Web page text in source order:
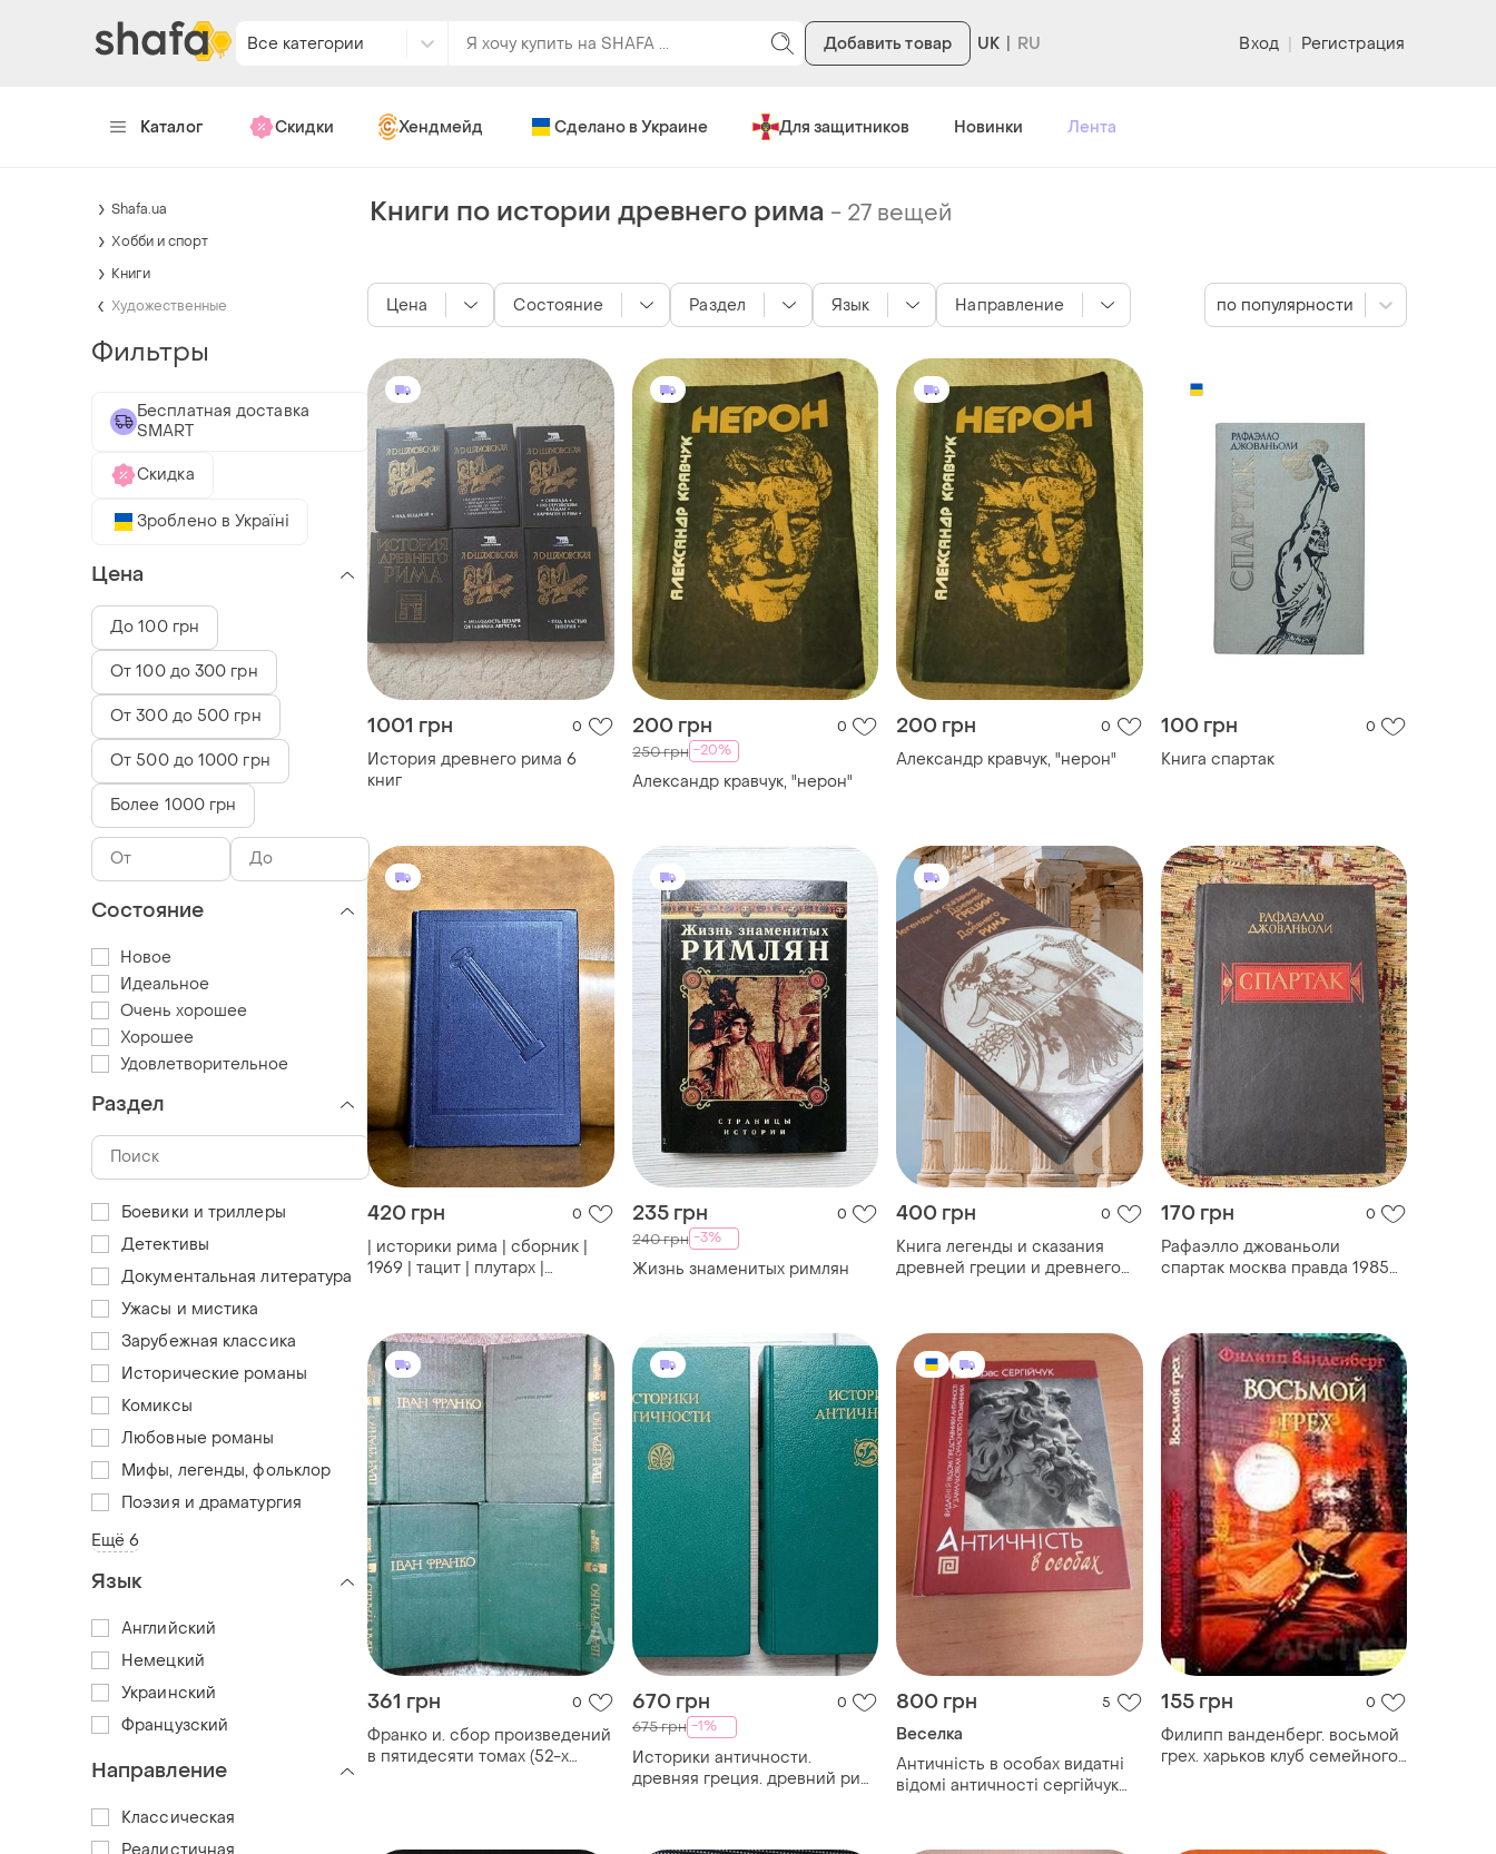
Все категории Добавить товар UK Вход | Регистрация
Каталог Скидки Хендмейд Сделано в Украине Для защитников Новинки Лента
Книги по истории древнего рима - 27 вещей
1001 грн 0
История древнего рима 6
книг
200 грн 0
250 грн -20%
Александр кравчук, "нерон"
200 грн 0
Александр кравчук, "нерон"
100 грн 0
Книга спартак
420 грн 0
| историки рима | сборник |
1969 | тацит | плутарх |
235 грн 0
240 грн -3%
Жизнь знаменитых римлян
400 грн 0
Книга легенды и сказания
древней греции и древнего
170 грн 0
Рафаэлло джованьоли
спартак москва правда 1985
361 грн 0
Франко и. сбор произведений
в пятидесяти томах (52-х
670 грн 0
675 грн -1%
Историки античности.
древняя греция. древний рим
800 грн 5
Веселка
Античність в особах видатні
відомі античності сергійчук
155 грн 0
Филипп ванденберг. восьмой
грех. харьков клуб семейного
Цена Состояние Раздел Язык Направление по популярности
Shafa.ua
Хобби и спорт
Книги
Художественные
Фильтры
Бесплатная доставка
SMART
Скидка
Зроблено в Україні
Цена
До 100 грн
От 100 до 300 грн
От 300 до 500 грн
От 500 до 1000 грн
Более 1000 грн
Состояние
Новое
Идеальное
Очень хорошее
Хорошее
Удовлетворительное
Раздел
Боевики и триллеры
Детективы
Документальная литература
Ужасы и мистика
Зарубежная классика
Исторические романы
Комиксы
Любовные романы
Мифы, легенды, фольклор
Поэзия и драматургия
Ещё 6
Язык
Английский
Немецкий
Украинский
Французский
Направление
Классическая